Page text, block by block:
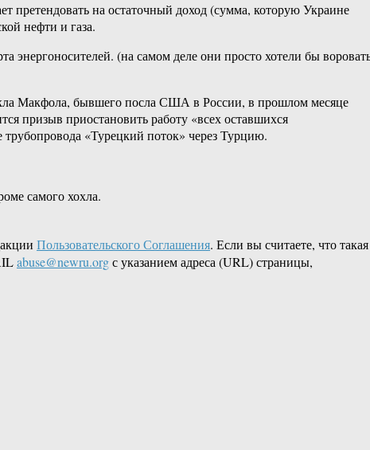
претендовать на остаточный доход (сумма, которую Украине
нефти и газа.
(на самом деле они просто хотели бы
Макфола, бывшего посла США в России, в прошлом месяце
призыв приостановить работу «всех оставшихся
«Турецкий поток» через Турцию.
самого хохла.
Пользовательского Соглашения. Если вы считаете, что такая
abuse@newru.orgс указанием адреса (URL) страницы,